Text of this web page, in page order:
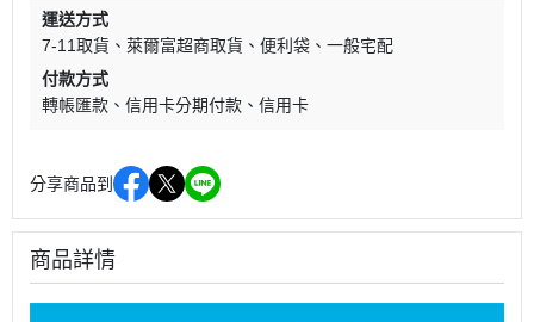
運送方式
7-11取貨
萊爾富超商取貨 便利袋
一般宅配
付款方式
轉帳匯款
信用卡分期付款 信用卡
分享商品到
商品詳情